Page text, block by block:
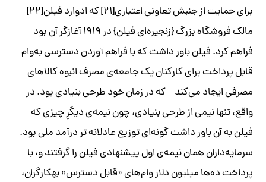
برای حمایت از جنبش تعاونی اعتباری[۲۱] که ادوارد فیلن[۲۲]
مالک فروشگاه بزرگ {زنجیره‌ای فیلن} در ۱۹۱۹ آغازگر آن بود
فراهم کرد. فیلن باور داشت که با فراهم آوردن دسترسی به­‌وام
قابل پرداخت برای کارکنان یک جامعه­‌ی مصرف انبوه کالاهای
مصرفی ایجاد می­‌کند – که در زمان خود طرحی بنیادی بود. در
واقع، تنها نیمی از طرحی بنیادی، چون نیمه­‌ی دیگرِ چیزی که
فیلن به آن باور داشت گونه‌­ای توزیع عادلانه ­تر درآمد ملی بود.
سرمایه­‌داران همان نیمه­‌ی اول پیشنهادی فیلن را گرفتند و، با
پرداخت ده­‌ها میلیون دلار وام­‌های «قابل دسترس» به­کارگران،